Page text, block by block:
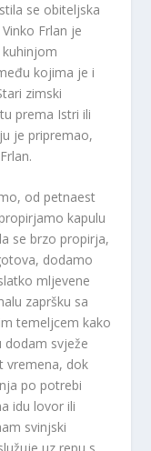
se obiteljska
Frlan je
kojima je i
zimski
prema Istri ili
je pripremao,
od petnaest
kapulu
se brzo propirja,
dodamo
mljevene
zapršku sa
temeljcem kako
dodam svježe
vremena, dok
po potrebi
idu lovor ili
svinjski